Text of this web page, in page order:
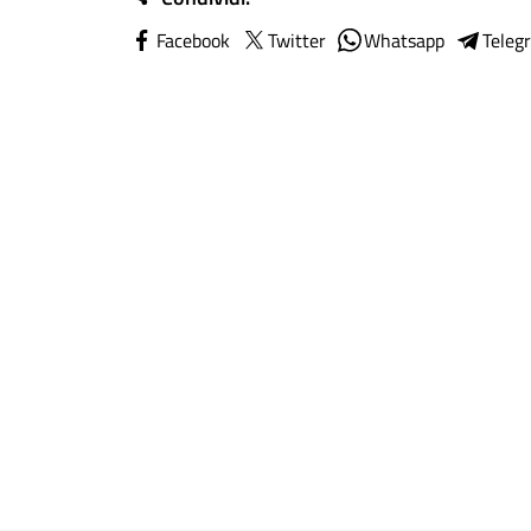
Facebook Twitter Whatsapp